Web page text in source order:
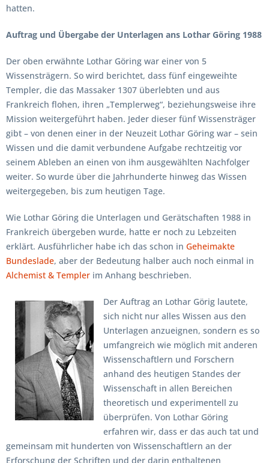
hatten.
Auftrag und Übergabe der Unterlagen ans Lothar Göring 1988
Der oben erwähnte Lothar Göring war einer von 5
Wissensträgern. So wird berichtet, dass fünf eingeweihte
Templer, die das Massaker 1307 überlebten und aus
Frankreich flohen, ihren „Templerweg“, beziehungsweise ihre
Mission weitergeführt haben. Jeder dieser fünf Wissensträger
gibt – von denen einer in der Neuzeit Lothar Göring war – sein
Wissen und die damit verbundene Aufgabe rechtzeitig vor
seinem Ableben an einen von ihm ausgewählten Nachfolger
weiter. So wurde über die Jahrhunderte hinweg das Wissen
weitergegeben, bis zum heutigen Tage.
Wie Lothar Göring die Unterlagen und Gerätschaften 1988 in
Frankreich übergeben wurde, hatte er noch zu Lebzeiten
erklärt. Ausführlicher habe ich das schon in Geheimakte
Bundeslade, aber der Bedeutung halber auch noch einmal in
Alchemist & Templer im Anhang beschrieben.
Der Auftrag an Lothar Görig lautete,
sich nicht nur alles Wissen aus den
Unterlagen anzueignen, sondern es so
umfangreich wie möglich mit anderen
Wissenschaftlern und Forschern
anhand des heutigen Standes der
Wissenschaft in allen Bereichen
theoretisch und experimentell zu
überprüfen. Von Lothar Göring
erfahren wir, dass er das auch tat und
gemeinsam mit hunderten von Wissenschaftlern an der
Erforschung der Schriften und der darin enthaltenen